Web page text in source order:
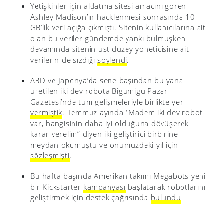
Yetişkinler için aldatma sitesi amacını gören
Ashley Madison’ın hacklenmesi sonrasında 10
GB’lik veri açığa çıkmıştı. Sitenin kullanıcılarına ait
olan bu veriler gündemde yankı bulmuşken
devamında sitenin üst düzey yöneticisine ait
verilerin de sızdığı söylendi.
ABD ve Japonya’da sene başından bu yana
üretilen iki dev robota Bigumigu Pazar
Gazetesi’nde tüm gelişmeleriyle birlikte yer
vermiştik. Temmuz ayında “Madem iki dev robot
var, hangisinin daha iyi olduğuna dövüşerek
karar verelim” diyen iki geliştirici birbirine
meydan okumuştu ve önümüzdeki yıl için
sözleşmişti.
Bu hafta başında Amerikan takımı Megabots yeni
bir Kickstarter kampanyası başlatarak robotlarını
geliştirmek için destek çağrısında bulundu.